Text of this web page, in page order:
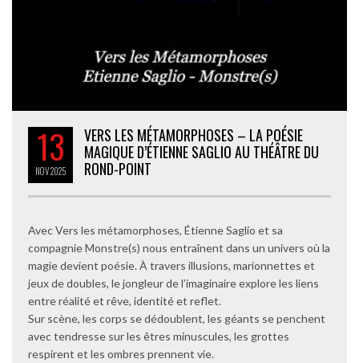
13
NOV2025
VERS LES MÉTAMORPHOSES – LA POÉSIE
MAGIQUE D’ÉTIENNE SAGLIO AU THÉÂTRE DU
ROND-POINT
Avec Vers les métamorphoses, Étienne Saglio et sa
compagnie Monstre(s) nous entraînent dans un univers où la
magie devient poésie. À travers illusions, marionnettes et
jeux de doubles, le jongleur de l’imaginaire explore les liens
entre réalité et rêve, identité et reflet.
Sur scène, les corps se dédoublent, les géants se penchent
avec tendresse sur les êtres minuscules, les grottes
respirent et les ombres prennent vie.